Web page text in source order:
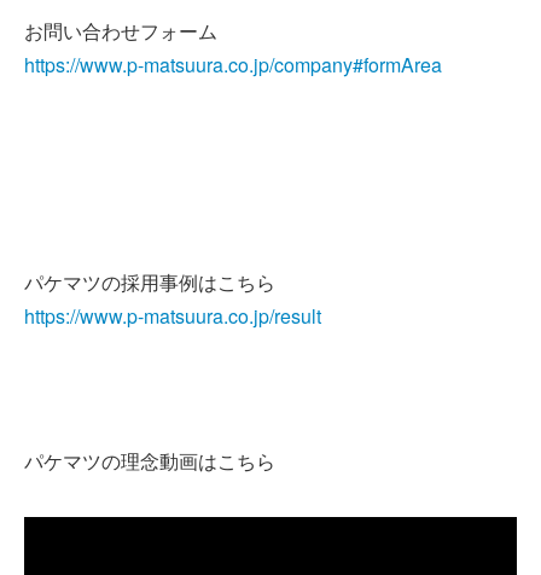
お問い合わせフォーム
https://www.p-matsuura.co.jp/company#formArea
パケマツの採用事例はこちら
https://www.p-matsuura.co.jp/result
パケマツの理念動画はこちら